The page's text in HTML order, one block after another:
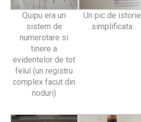
Quipu era un
sistem de
numerotare si
tinere a
evidentelor de tot
felul (un registru
complex facut din
noduri)
Un pic de istorie
simplificata